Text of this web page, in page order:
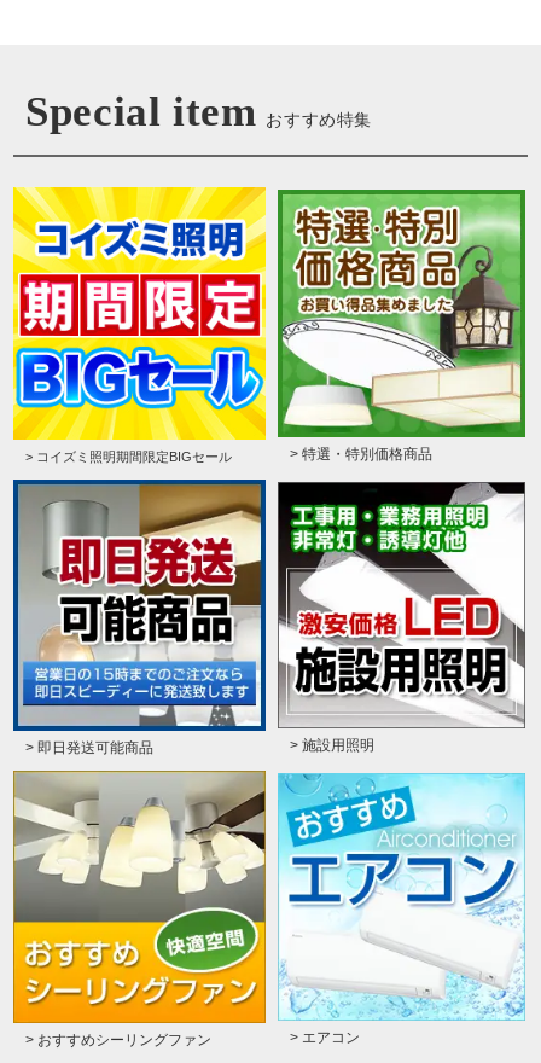
Special item おすすめ特集
> コイズミ照明期間限定BIGセール > 特選・特別価格商品
> 即日発送可能商品 > 施設用照明
> おすすめシーリングファン > エアコン